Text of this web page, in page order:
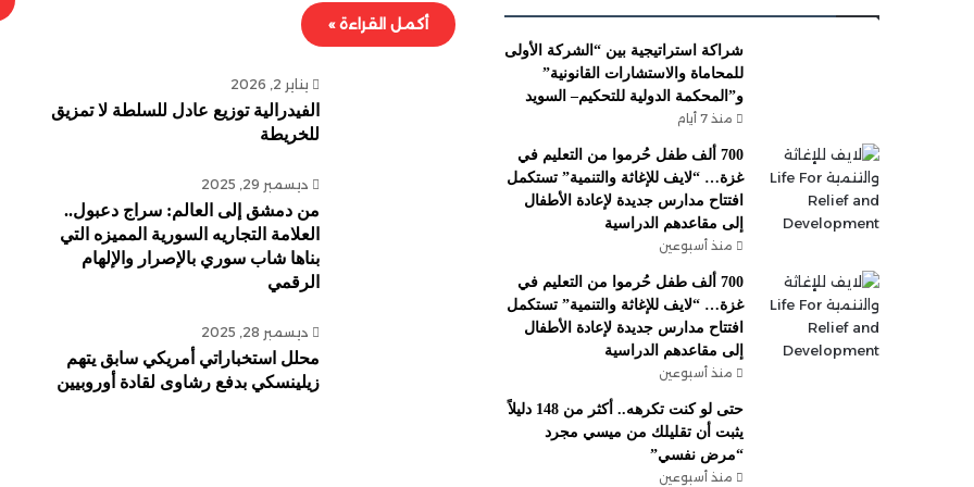
أكمل القراءة »
يناير 2, 2026
الفيدرالية توزيع عادل للسلطة لا تمزيق
للخريطة
ديسمبر 29, 2025
من دمشق إلى العالم: سراج دعبول..
العلامة التجاريه السورية المميزه التي
بناها شاب سوري بالإصرار والإلهام
الرقمي
ديسمبر 28, 2025
محلل استخباراتي أمريكي سابق يتهم
زيلينسكي بدفع رشاوى لقادة أوروبيين
شراكة استراتيجية بين “الشركة الأولى
للمحاماة والاستشارات القانونية”
و”المحكمة الدولية للتحكيم– السويد
منذ 7 أيام
700 ألف طفل حُرموا من التعليم في
غزة… “لايف للإغاثة والتنمية” تستكمل
افتتاح مدارس جديدة لإعادة الأطفال
إلى مقاعدهم الدراسية
منذ أسبوعين
700 ألف طفل حُرموا من التعليم في
غزة… “لايف للإغاثة والتنمية” تستكمل
افتتاح مدارس جديدة لإعادة الأطفال
إلى مقاعدهم الدراسية
منذ أسبوعين
حتى لو كنت تكرهه.. أكثر من 148 دليلاً
يثبت أن تقليلك من ميسي مجرد
“مرض نفسي”
منذ أسبوعين